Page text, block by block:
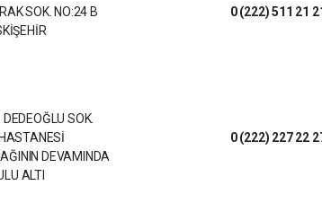
SOK. NO:24 B
0 (222) 511 21
SOK.
DEVAMINDA
ALTI
0 (222) 227 22